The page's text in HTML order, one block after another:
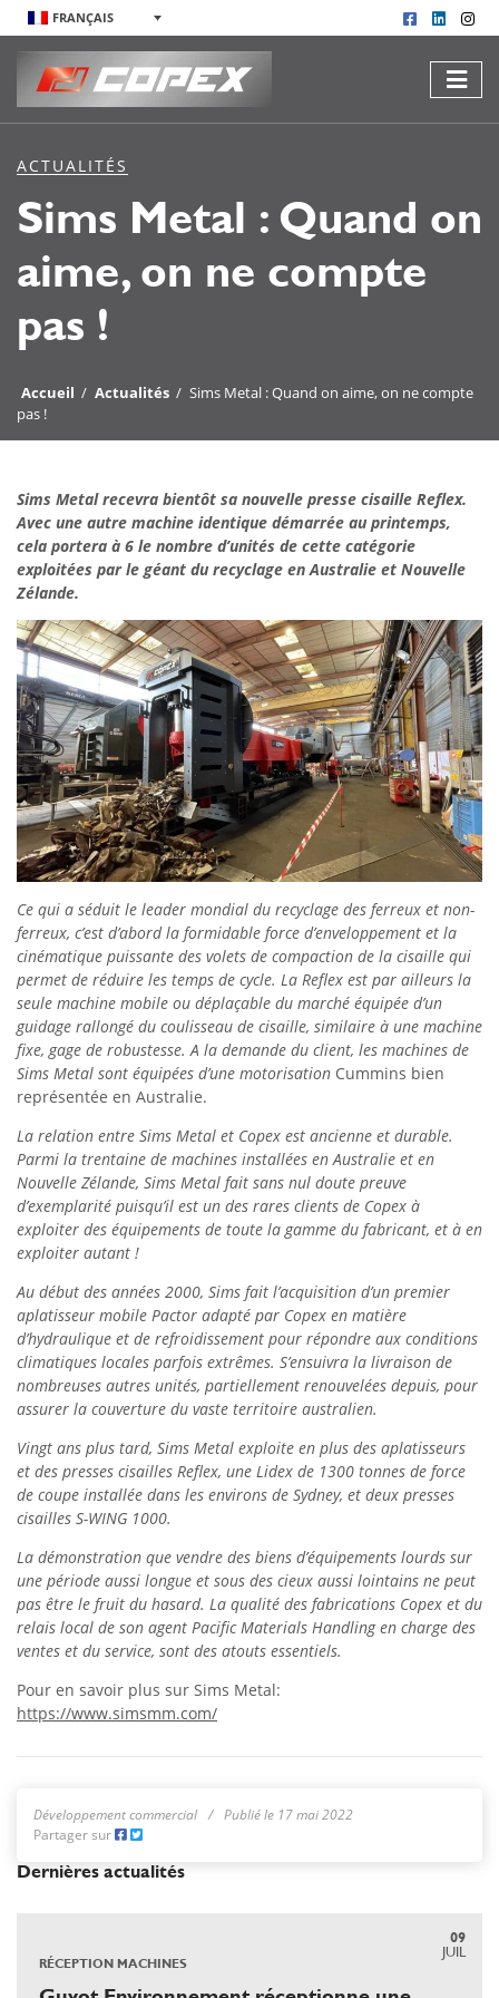
FRANÇAIS
ACTUALITÉS
Sims Metal : Quand on
aime, on ne compte
pas !
Accueil / Actualités / Sims Metal : Quand on aime, on ne compte
pas !
Sims Metal recevra bientôt sa nouvelle presse cisaille Reflex.
Avec une autre machine identique démarrée au printemps,
cela portera à 6 le nombre d’unités de cette catégorie
exploitées par le géant du recyclage en Australie et Nouvelle
Zélande.
Ce qui a séduit le leader mondial du recyclage des ferreux et non-
ferreux, c’est d’abord la formidable force d’enveloppement et la
cinématique puissante des volets de compaction de la cisaille qui
permet de réduire les temps de cycle. La Reflex est par ailleurs la
seule machine mobile ou déplaçable du marché équipée d’un
guidage rallongé du coulisseau de cisaille, similaire à une machine
fixe, gage de robustesse. A la demande du client, les machines de
Sims Metal sont équipées d’une motorisation Cummins bien
représentée en Australie.
La relation entre Sims Metal et Copex est ancienne et durable.
Parmi la trentaine de machines installées en Australie et en
Nouvelle Zélande, Sims Metal fait sans nul doute preuve
d’exemplarité puisqu’il est un des rares clients de Copex à
exploiter des équipements de toute la gamme du fabricant, et à en
exploiter autant !
Au début des années 2000, Sims fait l’acquisition d’un premier
aplatisseur mobile Pactor adapté par Copex en matière
d’hydraulique et de refroidissement pour répondre aux conditions
climatiques locales parfois extrêmes. S’ensuivra la livraison de
nombreuses autres unités, partiellement renouvelées depuis, pour
assurer la couverture du vaste territoire australien.
Vingt ans plus tard, Sims Metal exploite en plus des aplatisseurs
et des presses cisailles Reflex, une Lidex de 1300 tonnes de force
de coupe installée dans les environs de Sydney, et deux presses
cisailles S-WING 1000.
La démonstration que vendre des biens d’équipements lourds sur
une période aussi longue et sous des cieux aussi lointains ne peut
pas être le fruit du hasard. La qualité des fabrications Copex et du
relais local de son agent Pacific Materials Handling en charge des
ventes et du service, sont des atouts essentiels.
Pour en savoir plus sur Sims Metal:
https://www.simsmm.com/
Développement commercial
Publié le 17 mai 2022
Partager sur
Dernières actualités
09
JUIL
RÉCEPTION MACHINES